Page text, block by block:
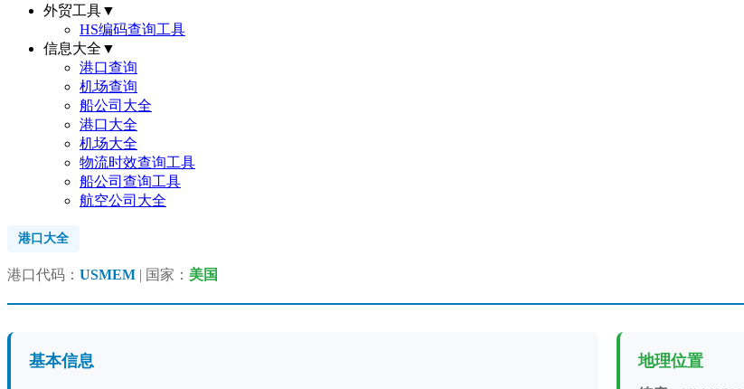
外贸工具▼
HS编码查询工具
信息大全 ▼
港口查询
机场查询
船公司大全
港口大全
机场大全
物流时效查询工具
船公司查询工具
航空公司大全
港口大全
港口代码： USMEM | 国家： 美国
基本信息 地理位置